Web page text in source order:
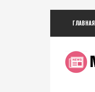
ГЛАВНАЯ